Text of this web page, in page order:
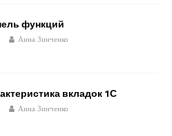
функций
Анна Зинченко
вкладок 1С
Анна Зинченко